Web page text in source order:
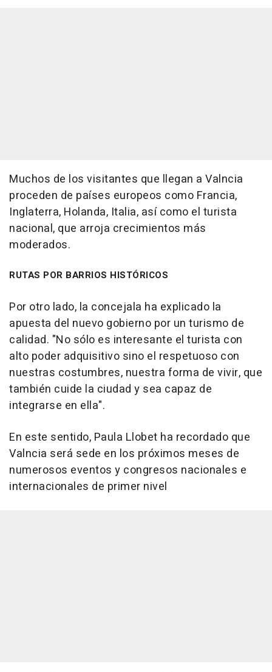
Muchos de los visitantes que llegan a Valncia
proceden de países europeos como Francia,
Inglaterra, Holanda, Italia, así como el turista
nacional, que arroja crecimientos más
moderados.
RUTAS POR BARRIOS HISTÓRICOS
Por otro lado, la concejala ha explicado la
apuesta del nuevo gobierno por un turismo de
calidad. "No sólo es interesante el turista con
alto poder adquisitivo sino el respetuoso con
nuestras costumbres, nuestra forma de vivir, que
también cuide la ciudad y sea capaz de
integrarse en ella".
En este sentido, Paula Llobet ha recordado que
Valncia será sede en los próximos meses de
numerosos eventos y congresos nacionales e
internacionales de primer nivel